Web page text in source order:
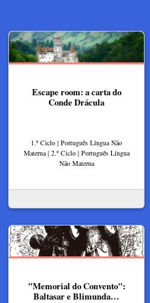
Escape room: a carta do
Conde Drácula
1.º Ciclo | Português Língua Não
Materna | 2.º Ciclo | Português Língua
Não Materna
"Memorial do Convento":
Baltasar e Blimunda…